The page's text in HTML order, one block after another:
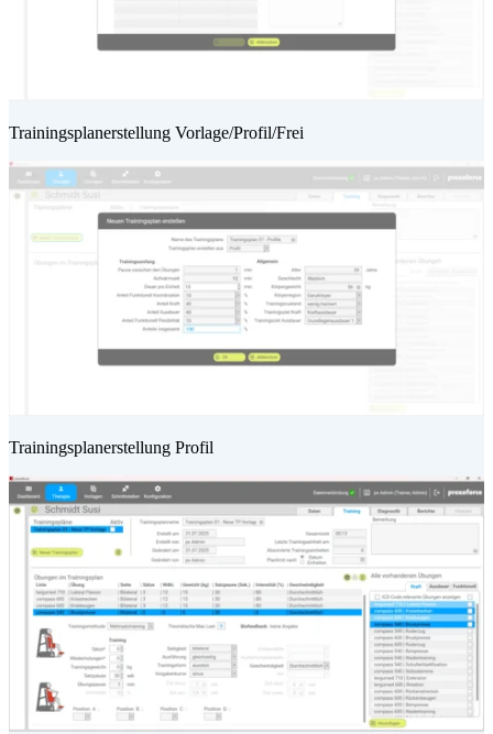
Trainingsplanerstellung Vorlage/Profil/Frei
Trainingsplanerstellung Profil